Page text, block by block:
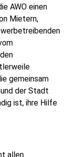
AWO einen
Mietern,
gemeinsam
der Stadt
ist, ihre Hilfe
allen